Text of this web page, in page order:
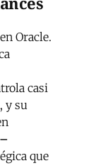
Oracle.
casi
, y su
que